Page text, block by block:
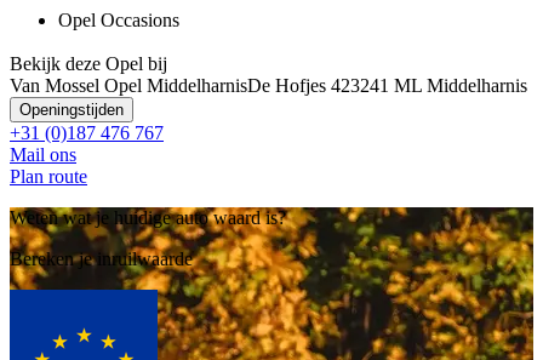
Opel Occasions
Bekijk deze Opel bij
Van Mossel Opel MiddelharnisDe Hofjes 423241 ML Middelharnis
Openingstijden
+31 (0)187 476 767
Mail ons
Plan route
Weten wat je huidige auto waard is?
Bereken je inruilwaarde